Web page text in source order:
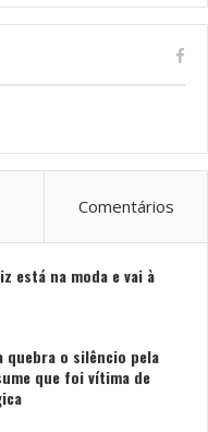
Comentários
está na moda e vai à
quebra o silêncio pela
que foi vítima de